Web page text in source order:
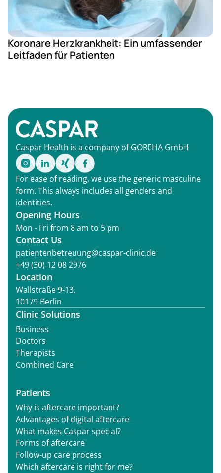
Koronare Herzkrankheit: Ein umfassender
Leitfaden für Patienten
Caspar Health is a company of GOREHA GmbH
For ease of reading, we use the generic masculine
form. This always includes all genders and
identities.
Opening Hours
Mon - Fri from 8 am to 5 pm
Contact Us
patientenbetreuung@caspar-clinic.de
+49 (30) 12 08 2976
Location
Wallstraße 9-13,
10179 Berlin
Clinic Solutions
Business
Doctors
Therapists
Combined Care
Patients
Why is aftercare important?
Advantages of digital aftercare
What makes Caspar special?
Forms of aftercare
Follow-up care process
Which aftercare is right for me?